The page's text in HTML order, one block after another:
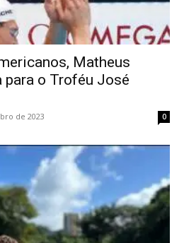
Matheus
para o Troféu José
de 2023 0